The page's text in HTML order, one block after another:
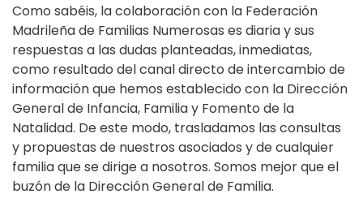
Como sabéis, la colaboración con la Federación
Madrileña de Familias Numerosas es diaria y sus
respuestas a las dudas planteadas, inmediatas,
como resultado del canal directo de intercambio de
información que hemos establecido con la Dirección
General de Infancia, Familia y Fomento de la
Natalidad. De este modo, trasladamos las consultas
y propuestas de nuestros asociados y de cualquier
familia que se dirige a nosotros. Somos mejor que el
buzón de la Dirección General de Familia.